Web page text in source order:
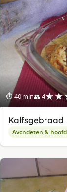
⏱ 40 min👥 4
Kalfsgebraad
Avondeten &